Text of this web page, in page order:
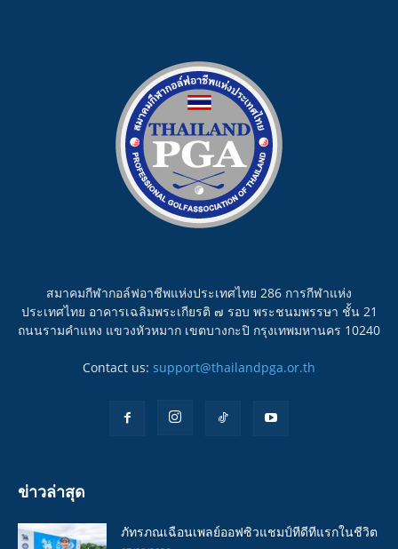
สมาคมกีฬากอล์ฟอาชีพแห่งประเทศไทย 286 การกีฬาแห่ง
ประเทศไทย อาคารเฉลิมพระเกียรติ ๗ รอบ พระชนมพรรษา ชั้น 21
ถนนรามคำแหง แขวงหัวหมาก เขตบางกะปิ กรุงเทพมหานคร 10240
Contact us: support@thailandpga.or.th
ข่าวล่าสุด
ภัทรภณเฉือนเพลย์ออฟซิวแชมป์ทีดีทีแรกในชีวิต